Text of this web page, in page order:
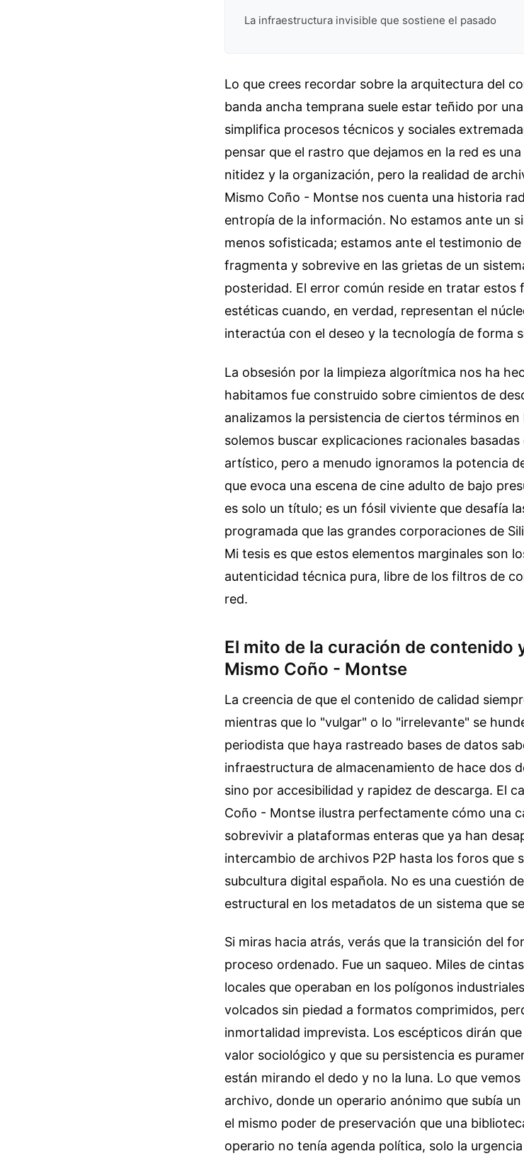
La infraestructura invisible que sostiene el pasado
Lo que crees recordar sobre la arquitectura del
banda ancha temprana suele estar teñido por
simplifica procesos técnicos y sociales
pensar que el rastro que dejamos en la red es
nitidez y la organización, pero la realidad de
Mismo Coño - Montse nos cuenta una historia
entropía de la información. No estamos ante un
menos sofisticada; estamos ante el testimonio
fragmenta y sobrevive en las grietas de un
posteridad. El error común reside en tratar estos
estéticas cuando, en verdad, representan el
interactúa con el deseo y la tecnología de forma
La obsesión por la limpieza algorítmica nos ha
habitamos fue construido sobre cimientos de
analizamos la persistencia de ciertos términos
solemos buscar explicaciones racionales
artístico, pero a menudo ignoramos la potencia
que evoca una escena de cine adulto de bajo
es solo un título; es un fósil viviente que desafía
programada que las grandes corporaciones de
Mi tesis es que estos elementos marginales son
autenticidad técnica pura, libre de los filtros de
red.
El mito de la curación de contenido
Mismo Coño - Montse
La creencia de que el contenido de calidad
mientras que lo "vulgar" o lo "irrelevante" se
periodista que haya rastreado bases de datos
infraestructura de almacenamiento de hace dos
sino por accesibilidad y rapidez de descarga. El
Coño - Montse ilustra perfectamente cómo una
sobrevivir a plataformas enteras que ya han
intercambio de archivos P2P hasta los foros que
subcultura digital española. No es una cuestión
estructural en los metadatos de un sistema que
Si miras hacia atrás, verás que la transición del
proceso ordenado. Fue un saqueo. Miles de
locales que operaban en los polígonos
volcados sin piedad a formatos comprimidos,
inmortalidad imprevista. Los escépticos dirán
valor sociológico y que su persistencia es
están mirando el dedo y no la luna. Lo que
archivo, donde un operario anónimo que subía
el mismo poder de preservación que una
operario no tenía agenda política, solo la